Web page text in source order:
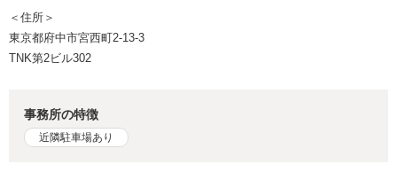
＜住所＞
東京都府中市宮西町2-13-3
TNK第2ビル302
事務所の特徴
近隣駐車場あり